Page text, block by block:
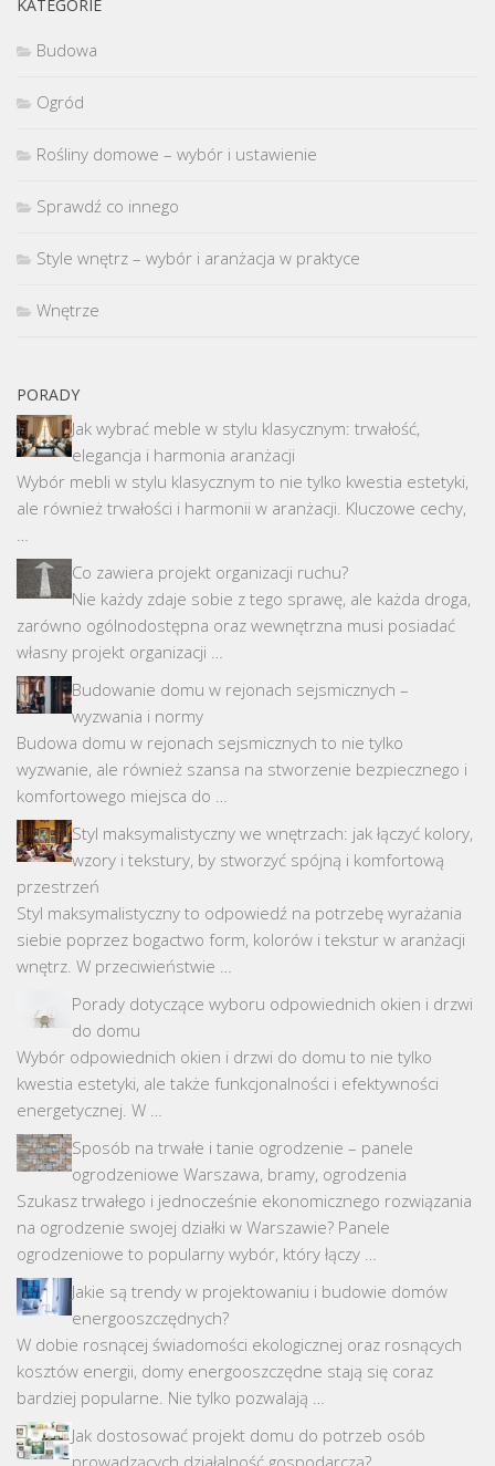
KATEGORIE
Budowa
Ogród
Rośliny domowe – wybór i ustawienie
Sprawdź co innego
Style wnętrz – wybór i aranżacja w praktyce
Wnętrze
PORADY
Jak wybrać meble w stylu klasycznym: trwałość,
elegancja i harmonia aranżacji
Wybór mebli w stylu klasycznym to nie tylko kwestia estetyki,
ale również trwałości i harmonii w aranżacji. Kluczowe cechy,
…
Co zawiera projekt organizacji ruchu?
Nie każdy zdaje sobie z tego sprawę, ale każda droga,
zarówno ogólnodostępna oraz wewnętrzna musi posiadać
własny projekt organizacji …
Budowanie domu w rejonach sejsmicznych –
wyzwania i normy
Budowa domu w rejonach sejsmicznych to nie tylko
wyzwanie, ale również szansa na stworzenie bezpiecznego i
komfortowego miejsca do …
Styl maksymalistyczny we wnętrzach: jak łączyć kolory,
wzory i tekstury, by stworzyć spójną i komfortową
przestrzeń
Styl maksymalistyczny to odpowiedź na potrzebę wyrażania
siebie poprzez bogactwo form, kolorów i tekstur w aranżacji
wnętrz. W przeciwieństwie …
Porady dotyczące wyboru odpowiednich okien i drzwi
do domu
Wybór odpowiednich okien i drzwi do domu to nie tylko
kwestia estetyki, ale także funkcjonalności i efektywności
energetycznej. W …
Sposób na trwałe i tanie ogrodzenie – panele
ogrodzeniowe Warszawa, bramy, ogrodzenia
Szukasz trwałego i jednocześnie ekonomicznego rozwiązania
na ogrodzenie swojej działki w Warszawie? Panele
ogrodzeniowe to popularny wybór, który łączy …
Jakie są trendy w projektowaniu i budowie domów
energooszczędnych?
W dobie rosnącej świadomości ekologicznej oraz rosnących
kosztów energii, domy energooszczędne stają się coraz
bardziej popularne. Nie tylko pozwalają …
Jak dostosować projekt domu do potrzeb osób